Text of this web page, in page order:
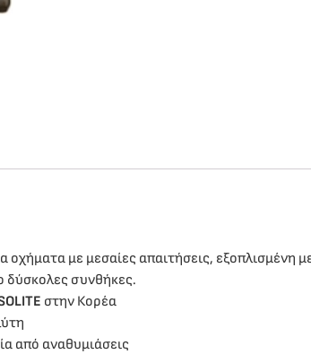
οχήματα με μεσαίες απαιτήσεις, εξοπλισμένη
δύσκολες συνθήκες.
στην Κορέα
από αναθυμιάσεις